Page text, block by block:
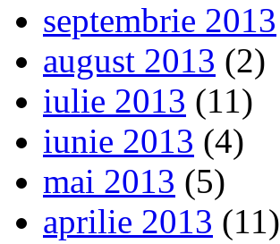
septembrie 2013
august 2013 (2)
iulie 2013 (11)
iunie 2013 (4)
mai 2013 (5)
aprilie 2013 (11)